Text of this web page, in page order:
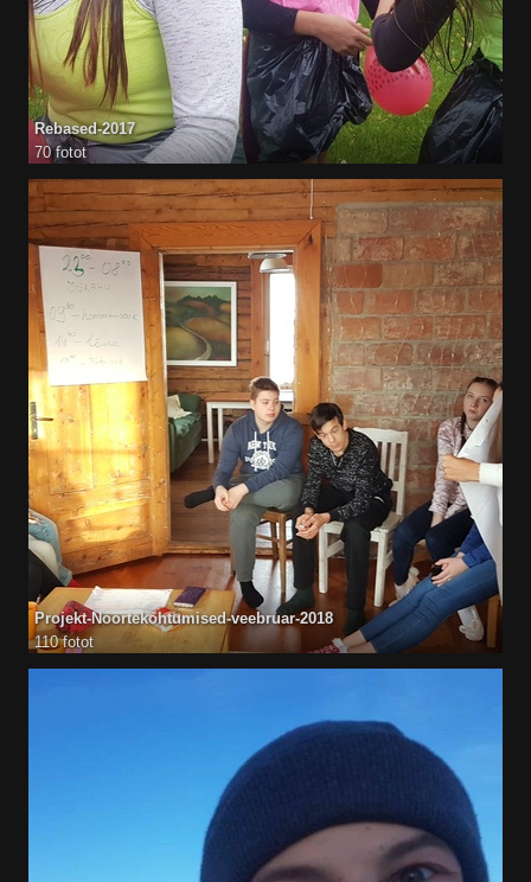
Rebased-2017
70 fotot
Projekt-Noortekohtumised-veebruar-2018
110 fotot